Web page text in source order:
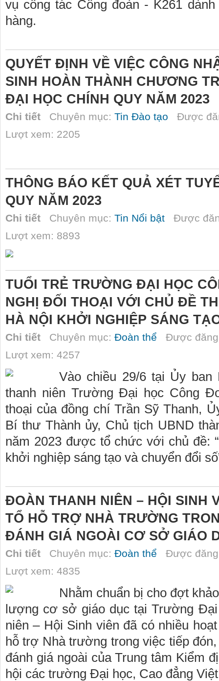
vụ công tác Công đoàn - K261
hàng.
QUYẾT ĐỊNH VỀ VIỆC CÔNG
SINH HOÀN THÀNH CHƯƠNG
ĐẠI HỌC CHÍNH QUY NĂM 2023
Chi tiết Chuyên mục: Tin Đào tạo Được
Lượt xem: 2205
THÔNG BÁO KẾT QUẢ XÉT
QUY NĂM 2023
Chi tiết Chuyên mục: Tin Nổi bật Được
Lượt xem: 8893
TUỔI TRẺ TRƯỜNG ĐẠI HỌC
NGHỊ ĐỐI THOẠI VỚI CHỦ ĐỀ
HÀ NỘI KHỞI NGHIỆP SÁNG
Chi tiết Chuyên mục: Đoàn thể Được
Lượt xem: 4257
Vào chiều 29/6 tại Ủy ban
thanh niên Trường Đại học Công
thoại của đồng chí Trần Sỹ Thanh,
Bí thư Thành ủy, Chủ tịch UBND
năm 2023 được tổ chức với chủ đề:
khởi nghiệp sáng tạo và chuyển đổi
ĐOÀN THANH NIÊN – HỘI SINH
TỔ HỖ TRỢ NHÀ TRƯỜNG
ĐÁNH GIÁ NGOÀI CƠ SỞ GIÁO
Chi tiết Chuyên mục: Đoàn thể Được
Lượt xem: 4835
Nhằm chuẩn bị cho đợt
lượng cơ sở giáo dục tại Trường
niên – Hội Sinh viên đã có nhiều
hỗ trợ Nhà trường trong việc tiếp
đánh giá ngoài của Trung tâm Kiểm
hội các trường Đại học, Cao đẳng